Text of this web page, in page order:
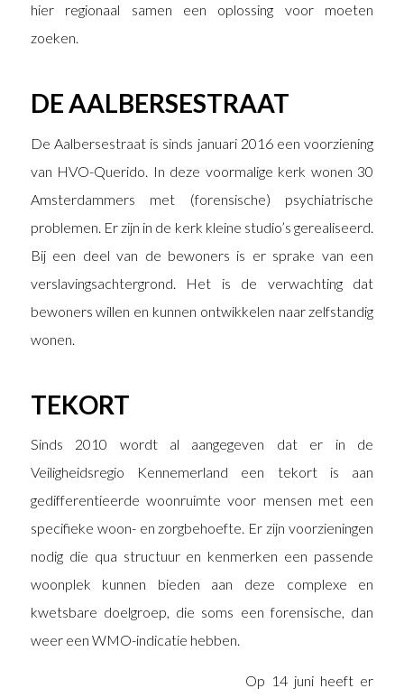
hier regionaal samen een oplossing voor moeten
zoeken.
DE AALBERSESTRAAT
De Aalbersestraat is sinds januari 2016 een voorziening
van HVO-Querido. In deze voormalige kerk wonen 30
Amsterdammers met (forensische) psychiatrische
problemen. Er zijn in de kerk kleine studio’s gerealiseerd.
Bij een deel van de bewoners is er sprake van een
verslavingsachtergrond. Het is de verwachting dat
bewoners willen en kunnen ontwikkelen naar zelfstandig
wonen.
TEKORT
Sinds 2010 wordt al aangegeven dat er in de
Veiligheidsregio Kennemerland een tekort is aan
gedifferentieerde woonruimte voor mensen met een
specifieke woon- en zorgbehoefte. Er zijn voorzieningen
nodig die qua structuur en kenmerken een passende
woonplek kunnen bieden aan deze complexe en
kwetsbare doelgroep, die soms een forensische, dan
weer een WMO-indicatie hebben.
Op 14 juni heeft er